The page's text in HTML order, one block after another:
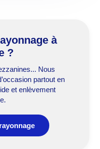
à
?
Nous
partout en
et enlèvement